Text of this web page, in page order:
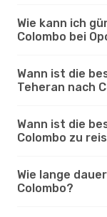
Wie kann ich
Colombo bei
Wann ist die
Teheran nach
Wann ist die
Colombo zu
Wie lange
Colombo?